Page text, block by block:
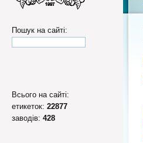
Пошук на сайті:
Всього на сайті:
етикеток: 22877
заводів: 428